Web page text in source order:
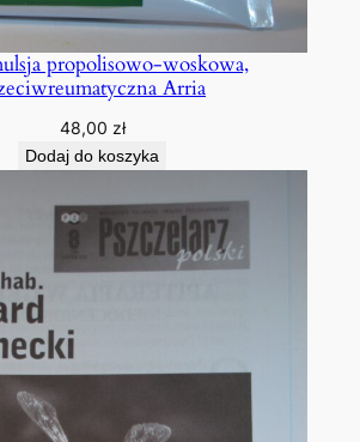
propolisowo-woskowa,
Arria
48,00 zł
Dodaj do koszyka